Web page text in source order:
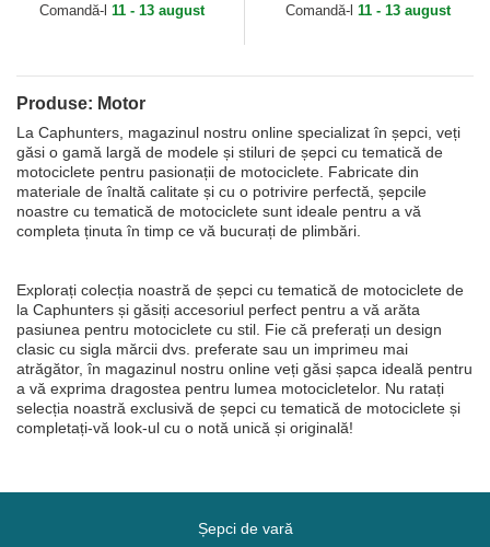
Comandă-l 11 - 13 august Comandă-l 11 - 13 august
Produse: Motor
La Caphunters, magazinul nostru online specializat în șepci, veți
găsi o gamă largă de modele și stiluri de șepci cu tematică de
motociclete pentru pasionații de motociclete. Fabricate din
materiale de înaltă calitate și cu o potrivire perfectă, șepcile
noastre cu tematică de motociclete sunt ideale pentru a vă
completa ținuta în timp ce vă bucurați de plimbări.
Explorați colecția noastră de șepci cu tematică de motociclete de
la Caphunters și găsiți accesoriul perfect pentru a vă arăta
pasiunea pentru motociclete cu stil. Fie că preferați un design
clasic cu sigla mărcii dvs. preferate sau un imprimeu mai
atrăgător, în magazinul nostru online veți găsi șapca ideală pentru
a vă exprima dragostea pentru lumea motocicletelor. Nu ratați
selecția noastră exclusivă de șepci cu tematică de motociclete și
completați-vă look-ul cu o notă unică și originală!
Șepci de vară